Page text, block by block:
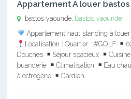
Appartement A louer
bastos yaounde, bastos yaounde
Appartement haut standing à
Localisation | Quartier : #GOLF
Douches
Séjour spacieux
buanderie
Climatisation Eau
électrogène
Gardien…